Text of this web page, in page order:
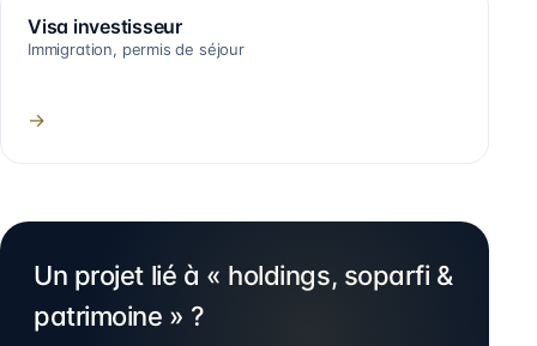
Visa investisseur
Immigration, permis de séjour
→
Un projet lié à « holdings, soparfi &
patrimoine » ?